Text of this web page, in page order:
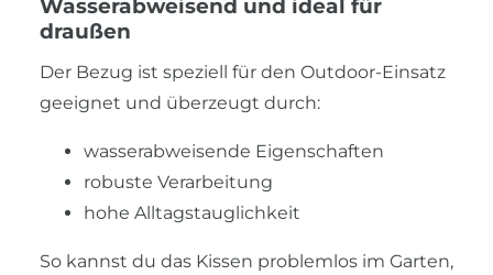
Wasserabweisend und ideal für
draußen
Der Bezug ist speziell für den Outdoor-Einsatz
geeignet und überzeugt durch:
wasserabweisende Eigenschaften
robuste Verarbeitung
hohe Alltagstauglichkeit
So kannst du das Kissen problemlos im Garten,